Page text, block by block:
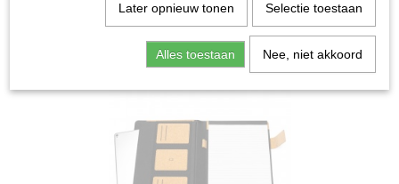
Later opnieuw tonen Selectie toestaan
Alles toestaan Nee, niet akkoord